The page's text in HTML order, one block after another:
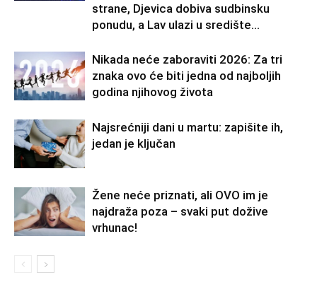
strane, Djevica dobiva sudbinsku
ponudu, a Lav ulazi u središte...
Nikada neće zaboraviti 2026: Za tri
znaka ovo će biti jedna od najboljih
godina njihovog života
Najsrećniji dani u martu: zapišite ih,
jedan je ključan
Žene neće priznati, ali OVO im je
najdraža poza – svaki put dožive
vrhunac!